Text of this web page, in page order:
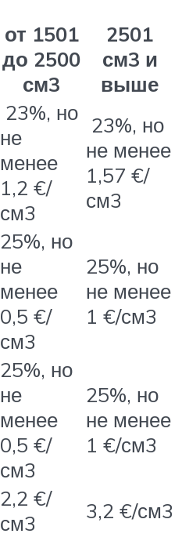
от 1501
до 2500
см3
2501
см3 и
выше
23%, но
не
менее
1,2 €/
см3
23%, но
не менее
1,57 €/
см3
25%, но
не
менее
0,5 €/
см3
25%, но
не менее
1 €/см3
25%, но
не
менее
0,5 €/
см3
25%, но
не менее
1 €/см3
2,2 €/
см3
3,2 €/см3